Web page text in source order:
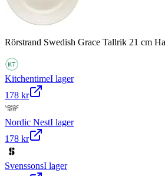
Rörstrand Swedish Grace Tallrik 21 cm
KitchentimeI lager
178 kr
Nordic NestI lager
178 kr
SvenssonsI lager